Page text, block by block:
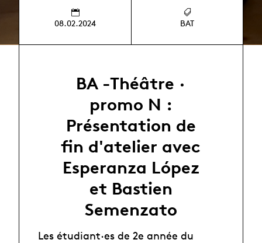
08.02.2024 BAT
BA -Théâtre ·
promo N :
Présentation de
fin d'atelier avec
Esperanza López
et Bastien
Semenzato
Les étudiant·es de 2e année du